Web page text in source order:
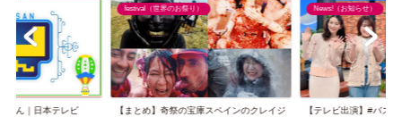
とめ】奇祭の宝庫スペインのクレイジ
News!（お知らせ）
【テレビ出演】#バズ英語〜SNSで世界を
Africa
西アフ